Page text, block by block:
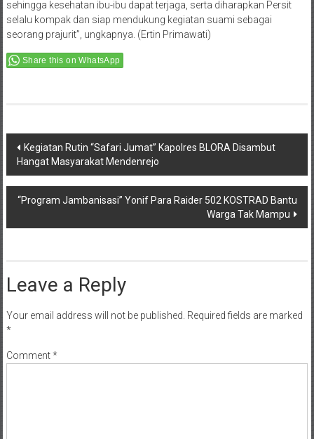
sehingga kesehatan ibu-ibu dapat terjaga, serta diharapkan Persit
selalu kompak dan siap mendukung kegiatan suami sebagai
seorang prajurit”, ungkapnya. (Ertin Primawati)
Share this on WhatsApp
Post
navigation
Kegiatan Rutin “Safari Jumat” Kapolres BLORA Disambut
Hangat Masyarakat Mendenrejo
“Program Jambanisasi” Yonif Para Raider 502 KOSTRAD Bantu
Warga Tak Mampu
Leave a Reply
Your email address will not be published. Required fields are marked
*
Comment*